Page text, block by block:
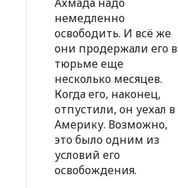
Ахмада надо
немедленно
освободить. И всё же
они продержали его в
тюрьме еще
несколько месяцев.
Когда его, наконец,
отпустили, он уехал в
Америку. Возможно,
это было одним из
условий его
освобождения.